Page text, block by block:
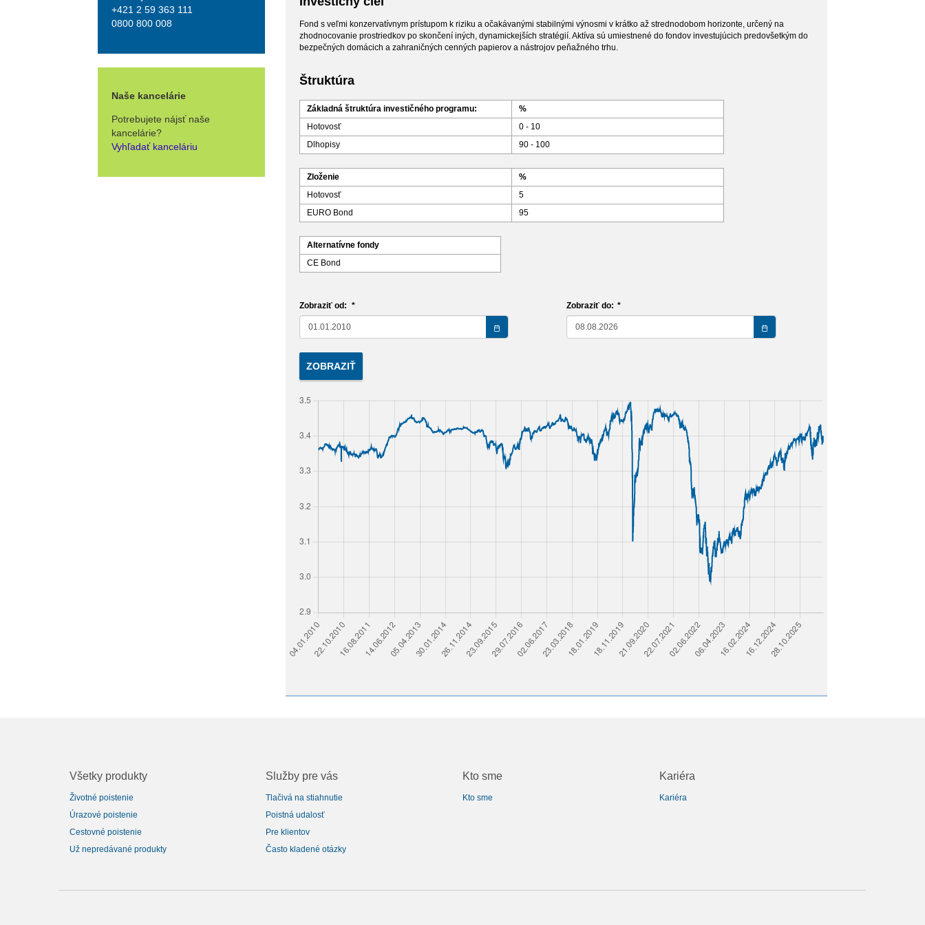
+421 2 59 363 111
0800 800 008
Naše kancelárie
Potrebujete nájsť naše
kancelárie?
Vyhľadať kanceláriu
Fond s veľmi konzervatívnym prístupom k riziku a očakávanými stabilnými výnosmi v krátko až strednodobom horizonte, určený na
zhodnocovanie prostriedkov po skončení iných, dynamickejších stratégií. Aktíva sú umiestnené do fondov investujúcich predovšetkým do
bezpečných domácich a zahraničných cenných papierov a nástrojov peňažného trhu.
Štruktúra
Základná štruktúra investičného programu:
%
Hotovosť
0 - 10
Dlhopisy
90 - 100
Zloženie
%
Hotovosť
5
EURO Bond
95
Alternatívne fondy
CE Bond
Zobraziť od: * Zobraziť do: *
ZOBRAZIŤ
Všetky produkty
Životné poistenie
Úrazové poistenie
Cestovné poistenie
Už nepredávané produkty
Služby pre vás
Tlačivá na stiahnutie
Poistná udalosť
Pre klientov
Často kladené otázky
Kto sme
Kto sme
Kariéra
Kariéra